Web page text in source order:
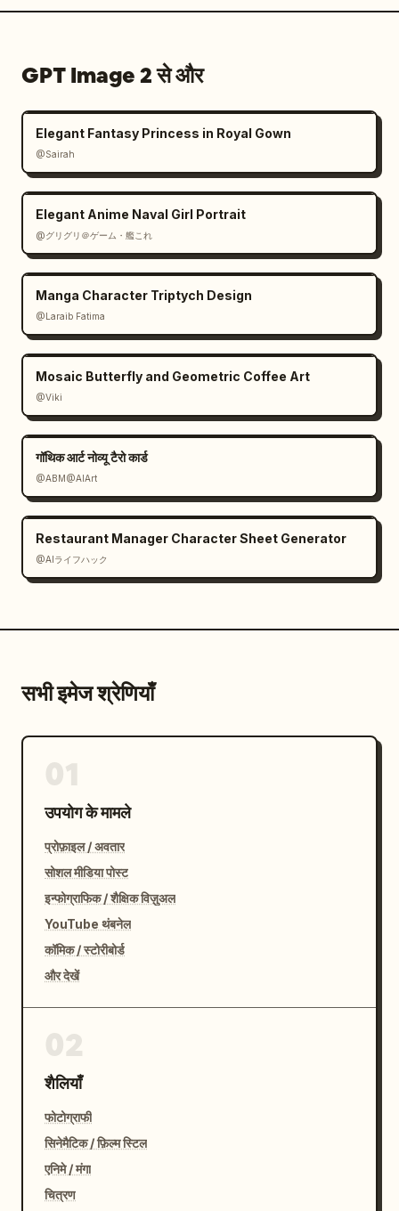
GPT Image 2 से और
Elegant Fantasy Princess in Royal Gown
@Sairah
Elegant Anime Naval Girl Portrait
@グリグリ＠ゲーム・艦これ
Manga Character Triptych Design
@Laraib Fatima‎
Mosaic Butterfly and Geometric Coffee Art
@Viki
गॉथिक आर्ट नोव्यू टैरो कार्ड
@ABM@AIArt
Restaurant Manager Character Sheet Generator
@AIライフハック
सभी इमेज श्रेणियाँ
उपयोग के मामले
प्रोफ़ाइल / अवतार
सोशल मीडिया पोस्ट
इन्फोग्राफिक / शैक्षिक विज़ुअल
YouTube थंबनेल
कॉमिक / स्टोरीबोर्ड
और देखें
शैलियाँ
फोटोग्राफी
सिनेमैटिक / फ़िल्म स्टिल
एनिमे / मंगा
चित्रण